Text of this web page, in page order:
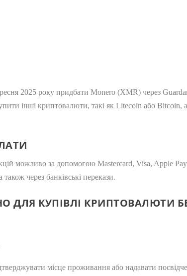
2025 року придбати Monero (XMR) через
інші криптовалюти, такі як Litecoin або Bitcoin,
можливо за допомогою Mastercard, Visa, Apple
через банківські перекази.
ДЛЯ КУПІВЛІ КРИПТОВАЛЮТИ
місце проживання або надавати